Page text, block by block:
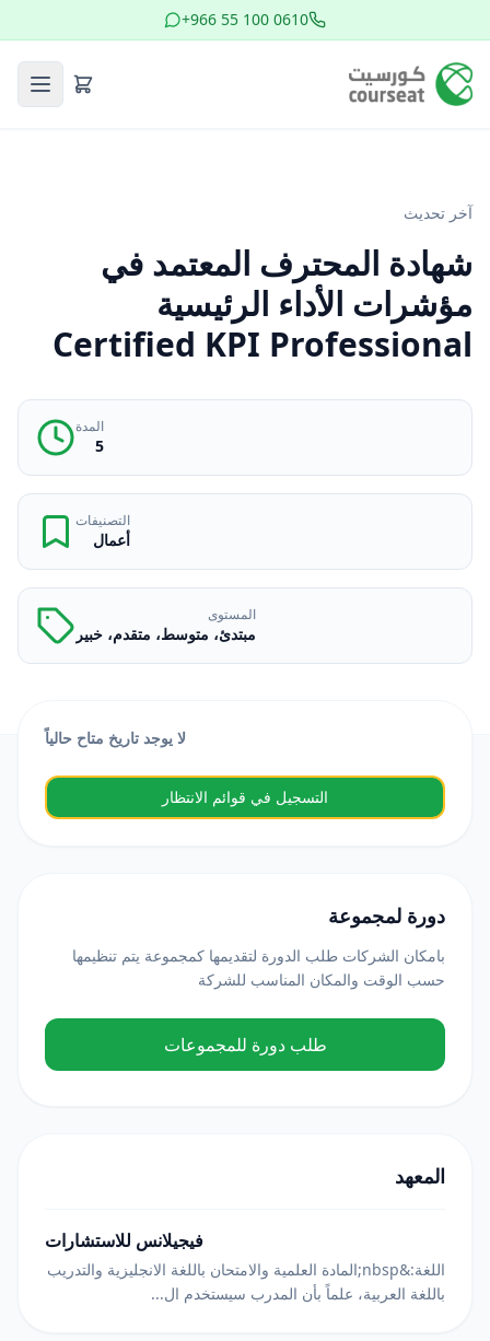
+966 55 100 0610
آخر تحديث
شهادة المحترف المعتمد في
مؤشرات الأداء الرئيسية
Certified KPI Professional
المدة
5
التصنيفات
أعمال
المستوى
مبتدئ، متوسط، متقدم، خبير
لا يوجد تاريخ متاح حالياً
التسجيل في قوائم الانتظار
دورة لمجموعة
بامكان الشركات طلب الدورة لتقديمها كمجموعة يتم تنظيمها
حسب الوقت والمكان المناسب للشركة
طلب دورة للمجموعات
المعهد
فيجيلانس للاستشارات
اللغة:&nbsp;المادة العلمية والامتحان باللغة الانجليزية والتدريب
باللغة العربية، علماً بأن المدرب سيستخدم ال...